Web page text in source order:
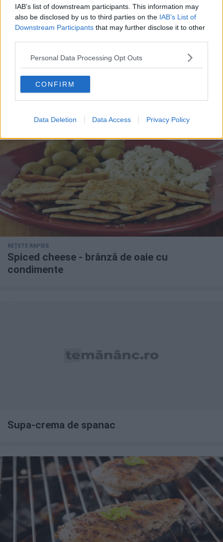
IAB’s list of downstream participants. This information may
also be disclosed by us to third parties on the IAB’s List of
Downstream Participants that may further disclose it to other
Personal Data Processing Opt Outs
CONFIRM
Data Deletion Data Access Privacy Policy
MÂNCĂRURI CU CARNE
Pui cu sos de lamaie si smantana
REȚETE RAPIDE
Spiced cheese - brânză de oaie cu
condimente
Supa-crema de spanac